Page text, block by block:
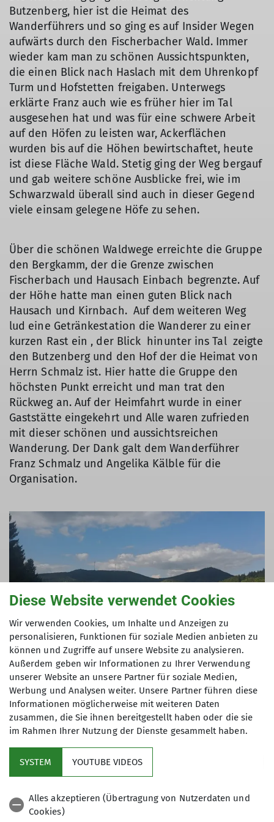
© Angelika Kälble
Butzenberg, hier ist die Heimat des
Wanderführers und so ging es auf Insider Wegen
aufwärts durch den Fischerbacher Wald. Immer
wieder kam man zu schönen Aussichtspunkten,
die einen Blick nach Haslach mit dem Uhrenkopf
Turm und Hofstetten freigaben. Unterwegs
erklärte Franz auch wie es früher hier im Tal
ausgesehen hat und was für eine schwere Arbeit
auf den Höfen zu leisten war, Ackerflächen
wurden bis auf die Höhen bewirtschaftet, heute
ist diese Fläche Wald. Stetig ging der Weg bergauf
und gab weitere schöne Ausblicke frei, wie im
Schwarzwald überall sind auch in dieser Gegend
viele einsam gelegene Höfe zu sehen.
Über die schönen Waldwege erreichte die Gruppe
den Bergkamm, der die Grenze zwischen
Fischerbach und Hausach Einbach begrenzte. Auf
der Höhe hatte man einen guten Blick nach
Hausach und Kirnbach. Auf dem weiteren Weg
lud eine Getränkestation die Wanderer zu einer
kurzen Rast ein , der Blick hinunter ins Tal zeigte
den Butzenberg und den Hof der die Heimat von
Herrn Schmalz ist. Hier hatte die Gruppe den
höchsten Punkt erreicht und man trat den
Rückweg an. Auf der Heimfahrt wurde in einer
Gaststätte eingekehrt und Alle waren zufrieden
mit dieser schönen und aussichtsreichen
Wanderung. Der Dank galt dem Wanderführer
Franz Schmalz und Angelika Kälble für die
Organisation.
Diese Website verwendet Cookies
Wir verwenden Cookies, um Inhalte und Anzeigen zu
personalisieren, Funktionen für soziale Medien anbieten zu
können und Zugriffe auf unsere Website zu analysieren.
Außerdem geben wir Informationen zu Ihrer Verwendung
unserer Website an unsere Partner für soziale Medien,
Werbung und Analysen weiter. Unsere Partner führen diese
Informationen möglicherweise mit weiteren Daten
zusammen, die Sie ihnen bereitgestellt haben oder die sie
im Rahmen Ihrer Nutzung der Dienste gesammelt haben.
SYSTEM YOUTUBE VIDEOS
Alles akzeptieren (Übertragung von Nutzerdaten und
Cookies)